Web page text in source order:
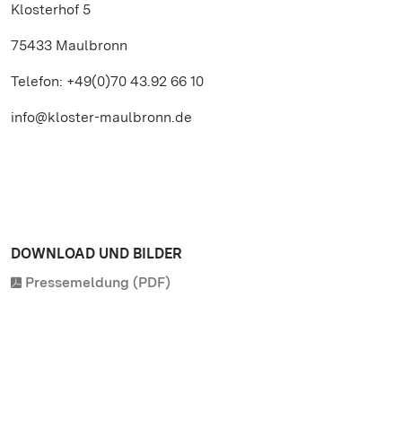
Klosterhof 5
75433 Maulbronn
Telefon: +49(0)70 43.92 66 10
info@kloster-maulbronn.de
DOWNLOAD UND BILDER
Pressemeldung (PDF)